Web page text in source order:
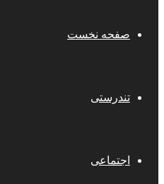
صفحه نخست
تندرستی
اجتماعی